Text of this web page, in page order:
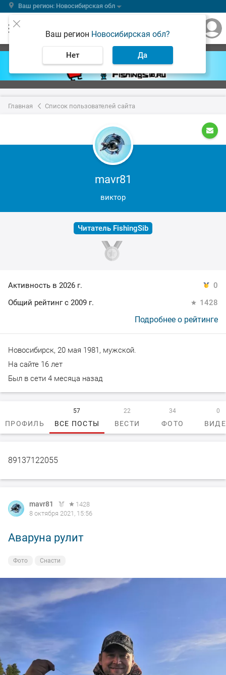
Ваш регион: Новосибирская обл
Ваш регион Новосибирская обл?
Нет Да
Главная Список пользователей сайта
mavr81
виктор
Читатель FishingSib
Активность в 2026 г.
0
Общий рейтинг с 2009 г.
1428
Подробнее о рейтинге
Новосибирск, 20 мая 1981, мужской.
На сайте 16 лет
Был в сети 4 месяца назад
ПРОФИЛЬ ВСЕ ПОСТЫ
57
ВЕСТИ
22
ФОТО
34 0
89137122055
mavr81
1428
8 октября 2021, 15:56
Аваруна рулит
Фото Снасти